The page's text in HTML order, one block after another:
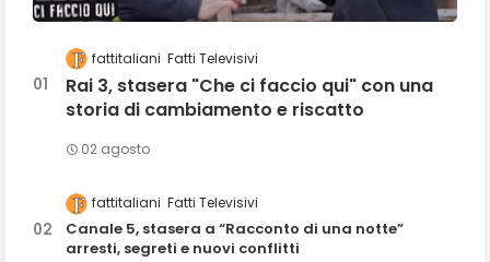
fattitaliani Fatti Televisivi
Rai 3, stasera "Che ci faccio qui" con una
storia di cambiamento e riscatto
02 agosto
fattitaliani Fatti Televisivi
Canale 5, stasera a “Racconto di una notte”
arresti, segreti e nuovi conflitti